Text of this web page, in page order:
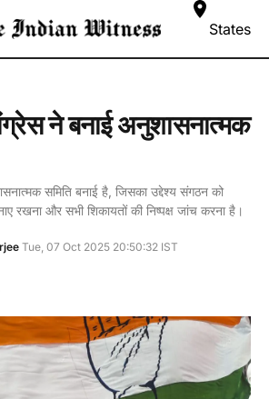
States
ने बनाई अनुशासनात्मक
समिति बनाई है, जिसका उद्देश्य संगठन को
रखना और सभी शिकायतों की निष्पक्ष जांच करना है।
Tue, 07 Oct 2025 20:50:32 IST